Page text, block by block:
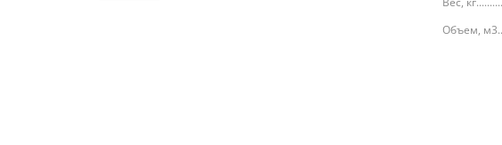
Объем, м3